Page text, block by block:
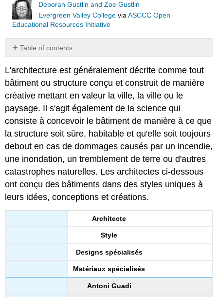
Deborah Gustlin and Zoe Gustlin
Evergreen Valley College viaASCCC Open
Educational Resources Initiative
Table of contents
No
L'architecture est généralement décrite comme tout
bâtiment ou structure conçu et construit de manière
créative mettant en valeur la ville, la ville ou le
paysage. Il s'agit également de la science qui
consiste à concevoir le bâtiment de manière à ce que
la structure soit sûre, habitable et qu'elle soit toujours
debout en cas de dommages causés par un incendie,
une inondation, un tremblement de terre ou d'autres
catastrophes naturelles. Les architectes ci-dessous
ont conçu des bâtiments dans des styles uniques à
leurs idées, conceptions et créations.
Architecte
Style
Designs spécialisés
Matériaux spécialisés
Antoni Guadi